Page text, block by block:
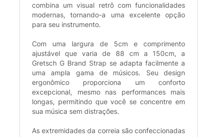
combina um visual retrô com funcionalidades
modernas, tornando-a uma excelente opção
para seu instrumento.
Com uma largura de 5cm e comprimento
ajustável que varia de 88 cm a 150cm, a
Gretsch G Brand Strap se adapta facilmente a
uma ampla gama de músicos. Seu design
ergonômico proporciona um conforto
excepcional, mesmo nas performances mais
longas, permitindo que você se concentre em
sua música sem distrações.
As extremidades da correia são confeccionadas